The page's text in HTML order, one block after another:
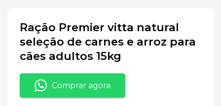
Ração Premier vitta natural
seleção de carnes e arroz para
cães adultos 15kg
Comprar agora